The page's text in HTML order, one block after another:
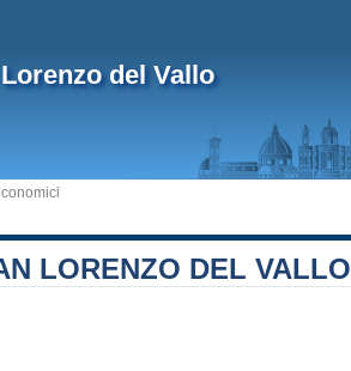
del Vallo
LORENZO DEL VALLO